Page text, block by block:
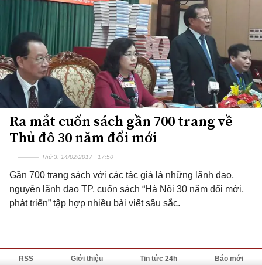
Ra mắt cuốn sách gần 700 trang về
Thủ đô 30 năm đổi mới
Thứ 3, 14/02/2017 | 17:50
Gần 700 trang sách với các tác giả là những lãnh đạo,
nguyên lãnh đạo TP, cuốn sách “Hà Nội 30 năm đổi mới,
phát triển” tập hợp nhiều bài viết sâu sắc.
RSS Giới thiệu Tin tức 24h Báo mới